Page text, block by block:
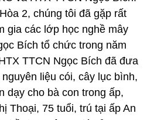
2, chúng tôi đã gặp rất
gia các lớp học nghề mây
Bích tổ chức trong năm
TTCN Ngọc Bích đã đưa
liệu cói, cây lục bình,
dạy cho bà con trong ấp,
Thoại, 75 tuổi, trú tại ấp An